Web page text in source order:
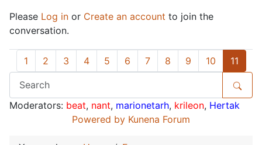
Please Log in or Create an account to join the
conversation.
1 2 3 4 5 6 7 8 9 10 11
Moderators: beat, nant, marionetarh, krileon, Hertak
Powered by Kunena Forum